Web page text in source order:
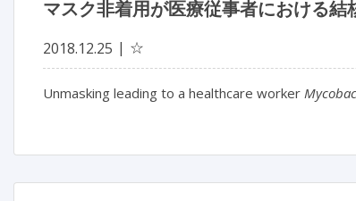
マスク非着用が医療従事者における結
2018.12.25 ☆
Unmasking leading to a healthcare worker